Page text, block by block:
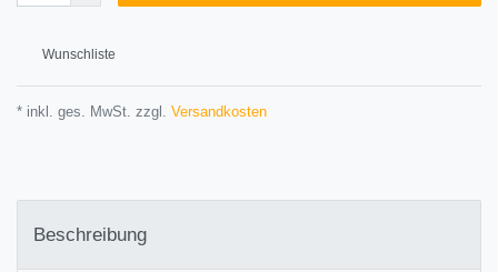
Wunschliste
* inkl. ges. MwSt. zzgl. Versandkosten
Beschreibung